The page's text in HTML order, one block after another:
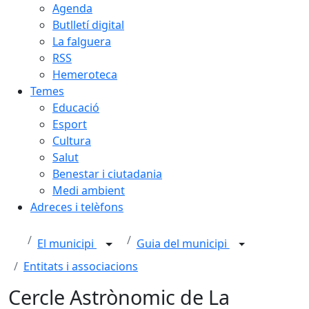
Agenda
Butlletí digital
La falguera
RSS
Hemeroteca
Temes
Educació
Esport
Cultura
Salut
Benestar i ciutadania
Medi ambient
Adreces i telèfons
El municipi
Guia del municipi
Entitats i associacions
Cercle Astrònomic de La